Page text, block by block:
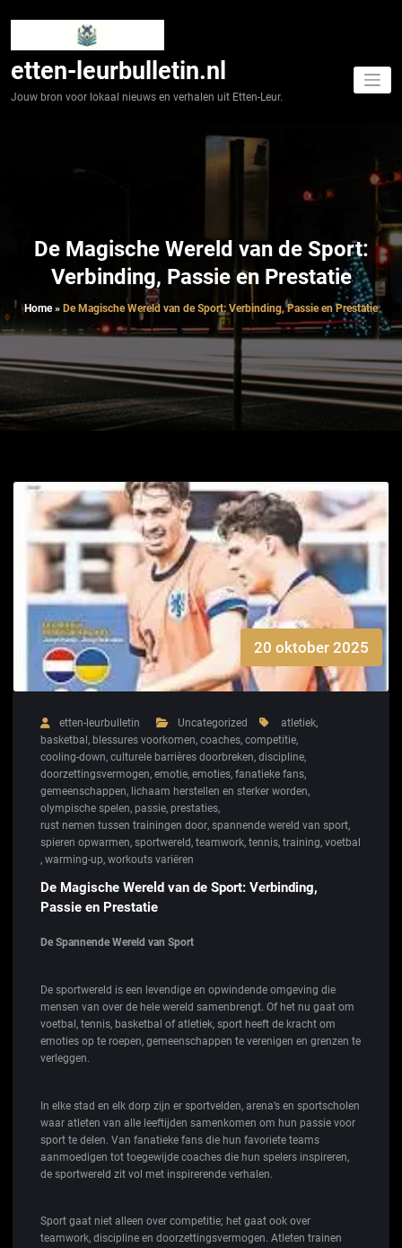
etten-leurbulletin.nl
Jouw bron voor lokaal nieuws en verhalen uit Etten-Leur.
De Magische Wereld van de Sport:
Verbinding, Passie en Prestatie
Home» De Magische Wereld van de Sport: Verbinding, Passie en Prestatie
20 oktober 2025
etten-leurbulletin Uncategorized atletiek,
basketbal, blessures voorkomen, coaches, competitie,
cooling-down, culturele barrières doorbreken, discipline,
doorzettingsvermogen, emotie, emoties, fanatieke fans,
gemeenschappen, lichaam herstellen en sterker worden,
olympische spelen, passie, prestaties,
rust nemen tussen trainingen door, spannende wereld van sport,
spieren opwarmen, sportwereld, teamwork, tennis, training, voetbal
, warming-up, workouts variëren
De Magische Wereld van de Sport: Verbinding,
Passie en Prestatie
De Spannende Wereld van Sport
De sportwereld is een levendige en opwindende omgeving die
mensen van over de hele wereld samenbrengt. Of het nu gaat om
voetbal, tennis, basketbal of atletiek, sport heeft de kracht om
emoties op te roepen, gemeenschappen te verenigen en grenzen te
verleggen.
In elke stad en elk dorp zijn er sportvelden, arena’s en sportscholen
waar atleten van alle leeftijden samenkomen om hun passie voor
sport te delen. Van fanatieke fans die hun favoriete teams
aanmoedigen tot toegewijde coaches die hun spelers inspireren,
de sportwereld zit vol met inspirerende verhalen.
Sport gaat niet alleen over competitie; het gaat ook over
teamwork, discipline en doorzettingsvermogen. Atleten trainen